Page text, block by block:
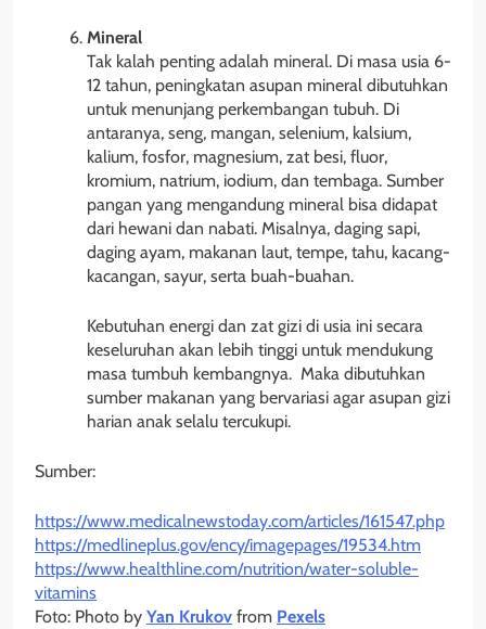
Mineral
Tak kalah penting adalah mineral. Di masa usia 6-
12 tahun, peningkatan asupan mineral dibutuhkan
untuk menunjang perkembangan tubuh. Di
antaranya, seng, mangan, selenium, kalsium,
kalium, fosfor, magnesium, zat besi, fluor,
kromium, natrium, iodium, dan tembaga. Sumber
pangan yang mengandung mineral bisa didapat
dari hewani dan nabati. Misalnya, daging sapi,
daging ayam, makanan laut, tempe, tahu, kacang-
kacangan, sayur, serta buah-buahan.
Kebutuhan energi dan zat gizi di usia ini secara
keseluruhan akan lebih tinggi untuk mendukung
masa tumbuh kembangnya. Maka dibutuhkan
sumber makanan yang bervariasi agar asupan gizi
harian anak selalu tercukupi.
Sumber:
https://www.medicalnewstoday.com/articles/161547.php
https://medlineplus.gov/ency/imagepages/19534.htm
https://www.healthline.com/nutrition/water-soluble-
vitamins
Foto: Photo by Yan Krukov from Pexels